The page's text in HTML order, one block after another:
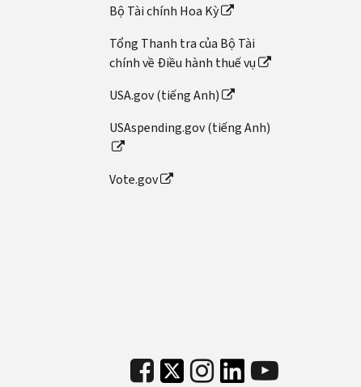
Bộ Tài chính Hoa Kỳ
Tổng Thanh tra của Bộ Tài
chính về Điều hành thuế vụ
USA.gov (tiếng Anh)
USAspending.gov (tiếng Anh)
Vote.gov